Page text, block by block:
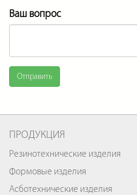
Ваш вопрос
Отправить
ПРОДУКЦИЯ
Резинотехнические изделия
Формовые изделия
Асботехнические изделия